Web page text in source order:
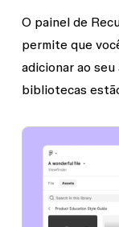
O painel de
permite que
adicionar ao
bibliotecas